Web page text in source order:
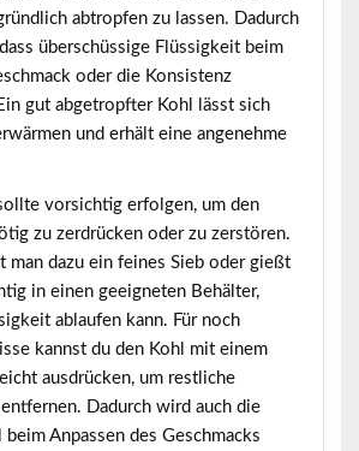
abtropfen zu lassen. Dadurch
überschüssige Flüssigkeit beim
oder die Konsistenz
gut abgetropfter Kohl lässt sich
und erhält eine angenehme
vorsichtig erfolgen, um den
zu zerdrücken oder zu zerstören.
man dazu ein feines Sieb oder gießt
in einen geeigneten Behälter,
ablaufen kann. Für noch
kannst du den Kohl mit einem
ausdrücken, um restliche
Dadurch wird auch die
Anpassen des Geschmacks